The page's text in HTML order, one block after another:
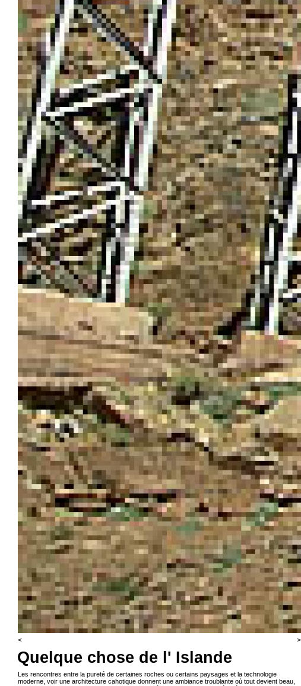
< >
Quelque chose de l' Islande
Les rencontres entre la pureté de certaines roches ou certains paysages et la technologie
moderne, voir une architecture cahotique donnent une ambiance troublante où tout devient beau,